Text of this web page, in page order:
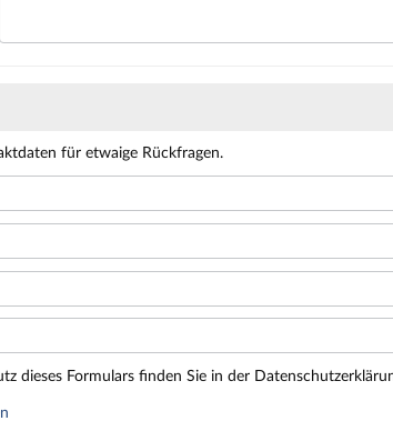
für etwaige Rückfragen.
dieses Formulars finden Sie in der